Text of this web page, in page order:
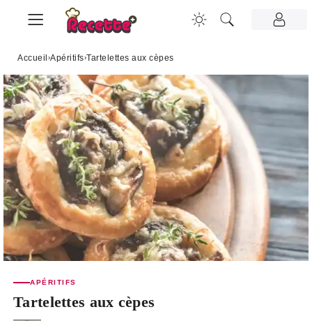
Accueil ›Apéritifs›Tartelettes aux cèpes
APÉRITIFS
Tartelettes aux cèpes